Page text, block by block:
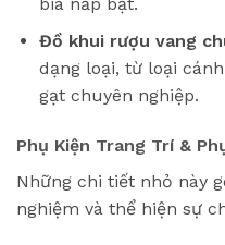
Đồ khui rượu vang
dạng loại, từ loại
gạt chuyên nghiệp.
Phụ Kiện Trang Trí &
Những chi tiết nhỏ này
nghiệm và thể hiện sự